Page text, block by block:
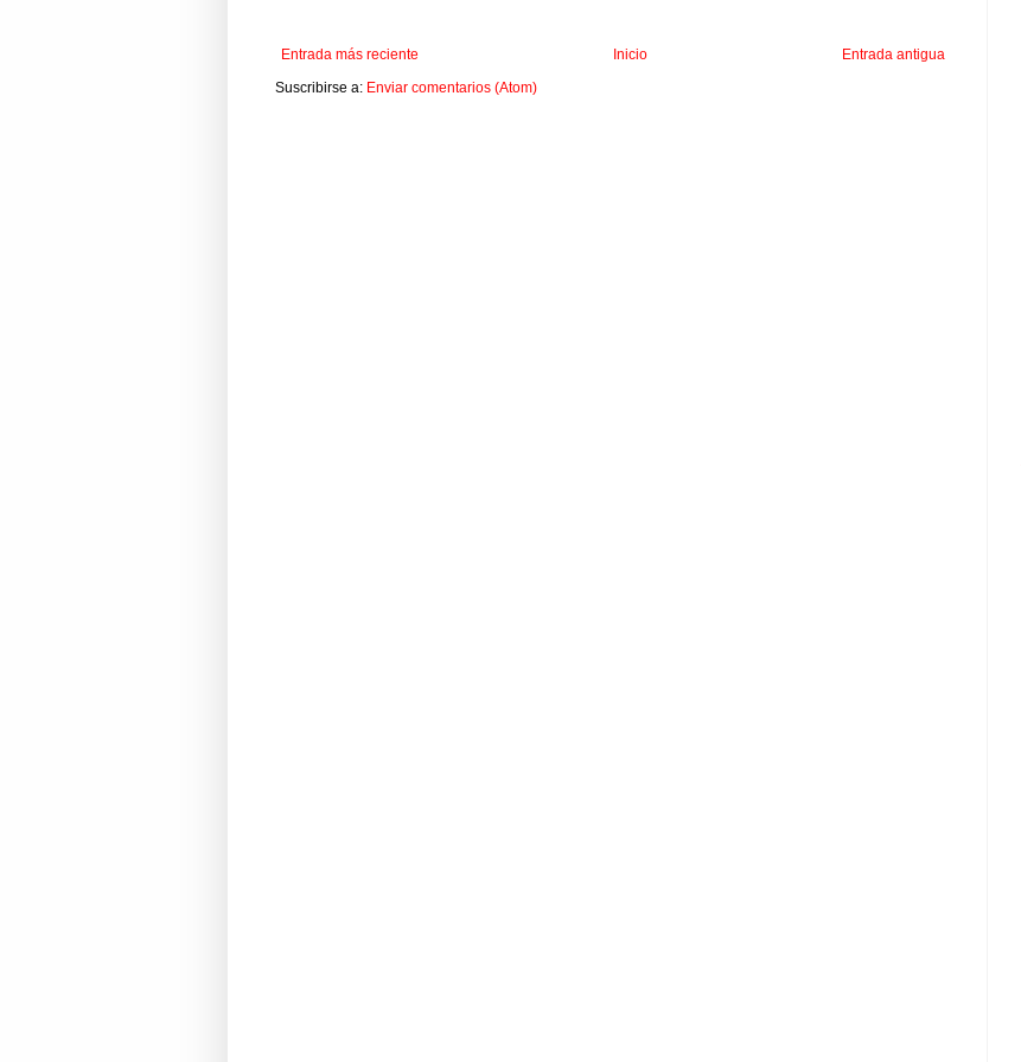
Entrada más reciente Entrada antigua
Inicio
Suscribirse a: Enviar comentarios (Atom)